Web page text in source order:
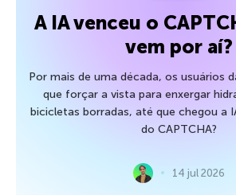
A IA venceu o
vem por aí?
Por mais de uma década, os usuários
que forçar a vista para enxergar
bicicletas borradas, até que chegou a
do CAPTCHA?
14 jul 2026